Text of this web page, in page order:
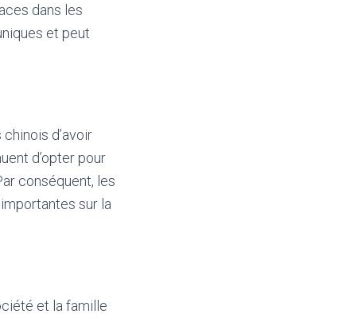
dans les
et peut
d’avoir
d’opter pour
conséquent, les
sur la
et la famille